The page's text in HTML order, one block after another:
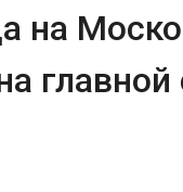
на
главной